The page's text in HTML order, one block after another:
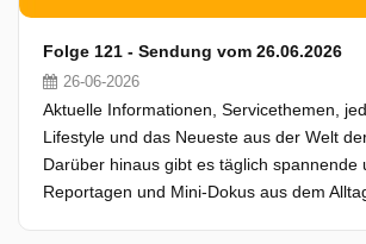
Folge 121 - Sendung vom 26.06.2026
26-06-2026
Aktuelle Informationen, Servicethemen,
Lifestyle und das Neueste aus der Welt
Darüber hinaus gibt es täglich spannende
Reportagen und Mini-Dokus aus dem